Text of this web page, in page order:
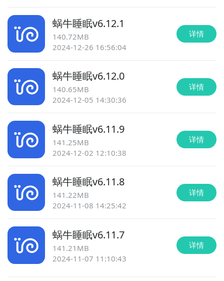
蜗牛睡眠v6.12.1
140.72MB
2024-12-26 16:56:04
详情
蜗牛睡眠v6.12.0
140.65MB
2024-12-05 14:30:36
详情
蜗牛睡眠v6.11.9
141.25MB
2024-12-02 12:10:38
详情
蜗牛睡眠v6.11.8
141.22MB
2024-11-08 14:25:42
详情
蜗牛睡眠v6.11.7
141.21MB
2024-11-07 11:10:43
详情